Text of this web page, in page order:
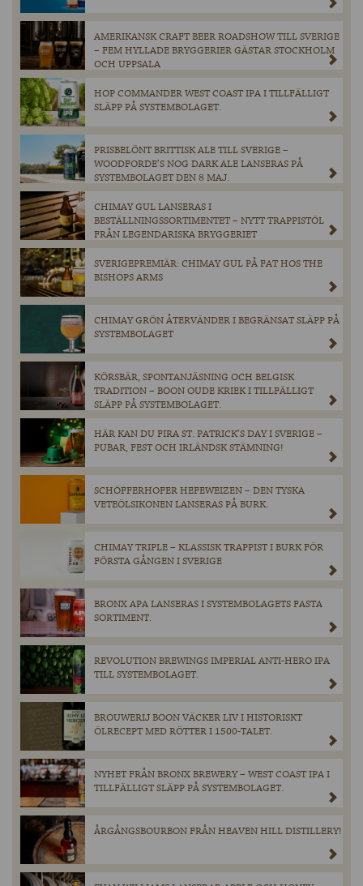
AMERIKANSK CRAFT BEER ROADSHOW TILL SVERIGE
– FEM HYLLADE BRYGGERIER GÄSTAR STOCKHOLM
OCH UPPSALA
HOP COMMANDER WEST COAST IPA I TILLFÄLLIGT
SLÄPP PÅ SYSTEMBOLAGET.
PRISBELÖNT BRITTISK ALE TILL SVERIGE –
WOODFORDE’S NOG DARK ALE LANSERAS PÅ
SYSTEMBOLAGET DEN 8 MAJ.
CHIMAY GUL LANSERAS I
BESTÄLLNINGSSORTIMENTET – NYTT TRAPPISTÖL
FRÅN LEGENDARISKA BRYGGERIET
SVERIGEPREMIÄR: CHIMAY GUL PÅ FAT HOS THE
BISHOPS ARMS
CHIMAY GRÖN ÅTERVÄNDER I BEGRÄNSAT SLÄPP PÅ
SYSTEMBOLAGET
KÖRSBÄR, SPONTANJÄSNING OCH BELGISK
TRADITION – BOON OUDE KRIEK I TILLFÄLLIGT
SLÄPP PÅ SYSTEMBOLAGET.
HÄR KAN DU FIRA ST. PATRICK’S DAY I SVERIGE –
PUBAR, FEST OCH IRLÄNDSK STÄMNING!
SCHÖFFERHOFER HEFEWEIZEN – DEN TYSKA
VETEÖLSIKONEN LANSERAS PÅ BURK.
CHIMAY TRIPLE – KLASSISK TRAPPIST I BURK FÖR
FÖRSTA GÅNGEN I SVERIGE
BRONX APA LANSERAS I SYSTEMBOLAGETS FASTA
SORTIMENT.
REVOLUTION BREWINGS IMPERIAL ANTI-HERO IPA
TILL SYSTEMBOLAGET.
BROUWERIJ BOON VÄCKER LIV I HISTORISKT
ÖLRECEPT MED RÖTTER I 1500-TALET.
NYHET FRÅN BRONX BREWERY – WEST COAST IPA I
TILLFÄLLIGT SLÄPP PÅ SYSTEMBOLAGET.
ÅRGÅNGSBOURBON FRÅN HEAVEN HILL DISTILLERY!